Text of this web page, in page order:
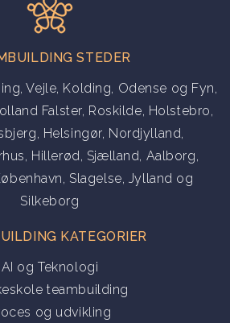
STEDER
,Vejle, Kolding, Odense og Fyn,
Falster, Roskilde, Holstebro,
, Helsingør, Nordjylland,
, Hillerød, Sjælland, Aalborg,
, Slagelse, Jylland og
Silkeborg
KATEGORIER
AI og Teknologi
teambuilding
og udvikling